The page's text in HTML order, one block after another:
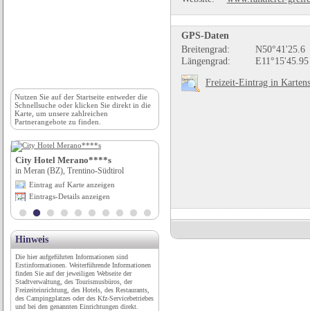
GPS-Daten
Breitengrad:
N50°41'25.6
Längengrad:
E11°15'45.95
Freizeit-Eintrag in
Nutzen Sie auf der Startseite entweder die
Schnellsuche oder klicken Sie direkt in die
Karte, um unsere zahlreichen
Partnerangebote zu finden.
City Hotel Merano****s
in Meran (BZ), Trentino-Südtirol
Eintrag auf Karte anzeigen
Eintrags-Details anzeigen
Hinweis
Die hier aufgeführten Informationen sind
Erstinformationen. Weiterführende Informationen
finden Sie auf der jeweiligen Webseite der
Stadtverwaltung, des Tourismusbüros, der
Freizeiteinrichtung, des Hotels, des Restaurants,
des Campingplatzes oder des Kfz-Servicebetriebes
und bei den genannten Einrichtungen direkt.